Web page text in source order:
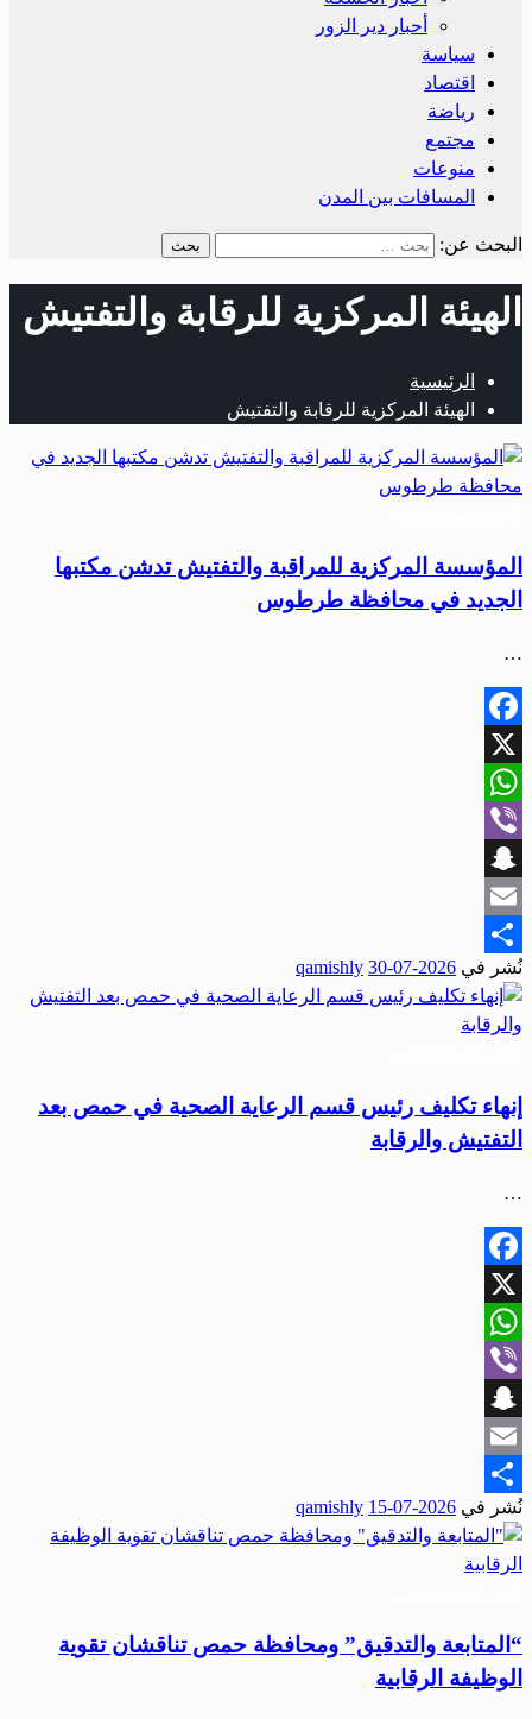
أحبار دير الزور
سياسة
اقتصاد
رياضة
مجتمع
منوعات
المسافات بين المدن
البحث عن:
الهيئة المركزية للرقابة والتفتيش
الرئيسية
الهيئة المركزية للرقابة والتفتيش
المؤسسة المركزية للمراقبة والتفتيش تدشن مكتبها
الجديد في محافظة طرطوس
…
Facebook
X
WhatsApp
Viber
Snapchat
Email
Share
نُشر في 2026-07-30
qamishly
إنهاء تكليف رئيس قسم الرعاية الصحية في حمص بعد
التفتيش والرقابة
…
Facebook
X
WhatsApp
Viber
Snapchat
Email
Share
نُشر في 2026-07-15
qamishly
“المتابعة والتدقيق” ومحافظة حمص تناقشان تقوية
الوظيفة الرقابية